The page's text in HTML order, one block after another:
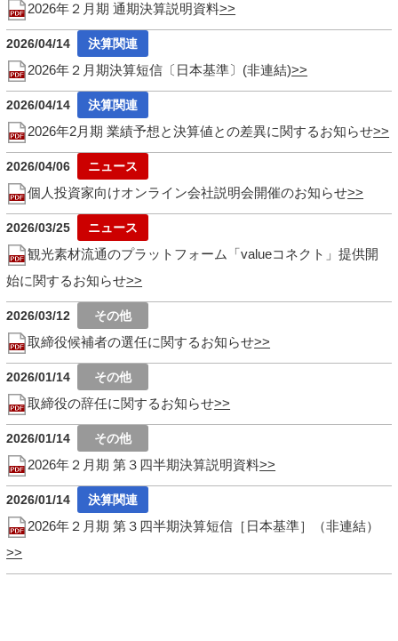
2026年２月期 通期決算説明資料
2026/04/14
2026年２月期決算短信〔日本基準〕(非連結)
2026/04/14
2026年2月期 業績予想と決算値との差異に関するお知らせ
2026/04/06
個人投資家向けオンライン会社説明会開催のお知らせ
2026/03/25
観光素材流通のプラットフォーム「valueコネクト」提供開
始に関するお知らせ
2026/03/12
取締役候補者の選任に関するお知らせ
2026/01/14
取締役の辞任に関するお知らせ
2026/01/14
2026年２月期 第３四半期決算説明資料
2026/01/14
2026年２月期 第３四半期決算短信［日本基準］（非連結）